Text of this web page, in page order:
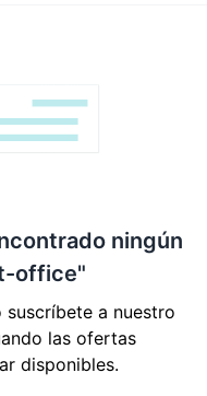
ningún
office"
a nuestro
las ofertas
disponibles.